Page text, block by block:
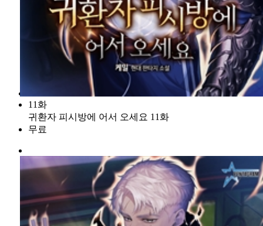
11화
귀환자 피시방에 어서 오세요 11화
무료